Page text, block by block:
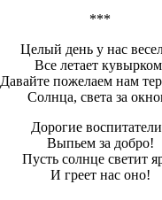
***
Целый день у нас
Все летает
Давайте пожелаем нам
Солнца, света за
Дорогие
Выпьем за добро!
Пусть солнце светит
И греет нас оно!